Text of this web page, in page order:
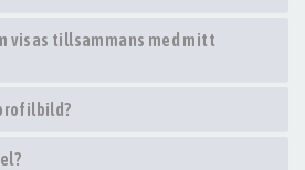
visas tillsammans med mitt